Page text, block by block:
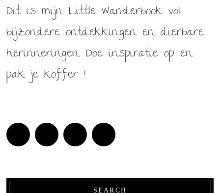
Dit is mijn Little Wanderbook vol
bijzondere ontdekkingen en dierbare
herinneringen. Doe inspiratie op en
pak je koffer !
SEARCH